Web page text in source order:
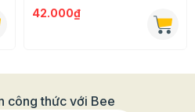
42.000₫
công thức với Bee